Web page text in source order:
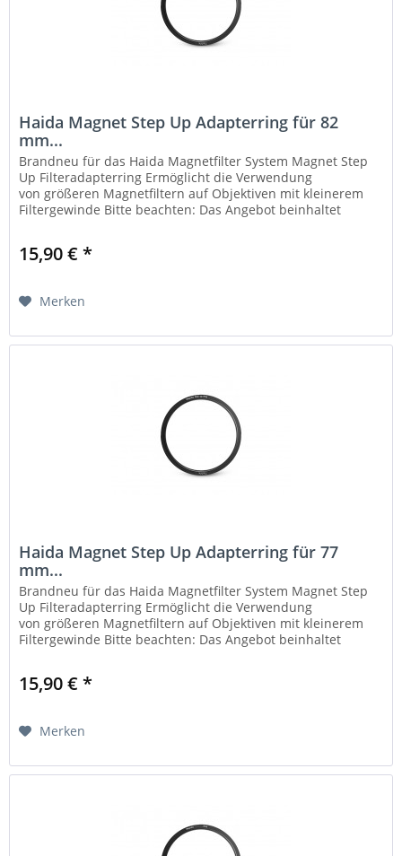
Haida Magnet Step Up Adapterring für 82
mm...
Brandneu für das Haida Magnetfilter System Magnet Step
Up Filteradapterring Ermöglicht die Verwendung
von größeren Magnetfiltern auf Objektiven mit kleinerem
Filtergewinde Bitte beachten: Das Angebot beinhaltet
15,90 € *
Merken
Haida Magnet Step Up Adapterring für 77
mm...
Brandneu für das Haida Magnetfilter System Magnet Step
Up Filteradapterring Ermöglicht die Verwendung
von größeren Magnetfiltern auf Objektiven mit kleinerem
Filtergewinde Bitte beachten: Das Angebot beinhaltet
15,90 € *
Merken